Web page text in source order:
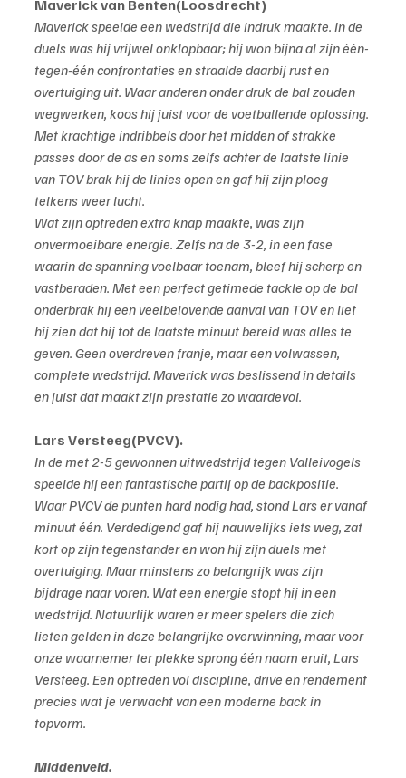
Maverick van Benten(Loosdrecht)
Maverick speelde een wedstrijd die indruk maakte. In de
duels was hij vrijwel onklopbaar; hij won bijna al zijn één-
tegen-één confrontaties en straalde daarbij rust en
overtuiging uit. Waar anderen onder druk de bal zouden
wegwerken, koos hij juist voor de voetballende oplossing.
Met krachtige indribbels door het midden of strakke
passes door de as en soms zelfs achter de laatste linie
van TOV brak hij de linies open en gaf hij zijn ploeg
telkens weer lucht.
Wat zijn optreden extra knap maakte, was zijn
onvermoeibare energie. Zelfs na de 3-2, in een fase
waarin de spanning voelbaar toenam, bleef hij scherp en
vastberaden. Met een perfect getimede tackle op de bal
onderbrak hij een veelbelovende aanval van TOV en liet
hij zien dat hij tot de laatste minuut bereid was alles te
geven. Geen overdreven franje, maar een volwassen,
complete wedstrijd. Maverick was beslissend in details
en juist dat maakt zijn prestatie zo waardevol.
Lars Versteeg(PVCV).
In de met 2-5 gewonnen uitwedstrijd tegen Valleivogels
speelde hij een fantastische partij op de backpositie.
Waar PVCV de punten hard nodig had, stond Lars er vanaf
minuut één. Verdedigend gaf hij nauwelijks iets weg, zat
kort op zijn tegenstander en won hij zijn duels met
overtuiging. Maar minstens zo belangrijk was zijn
bijdrage naar voren. Wat een energie stopt hij in een
wedstrijd. Natuurlijk waren er meer spelers die zich
lieten gelden in deze belangrijke overwinning, maar voor
onze waarnemer ter plekke sprong één naam eruit, Lars
Versteeg. Een optreden vol discipline, drive en rendement
precies wat je verwacht van een moderne back in
topvorm.
Middenveld.